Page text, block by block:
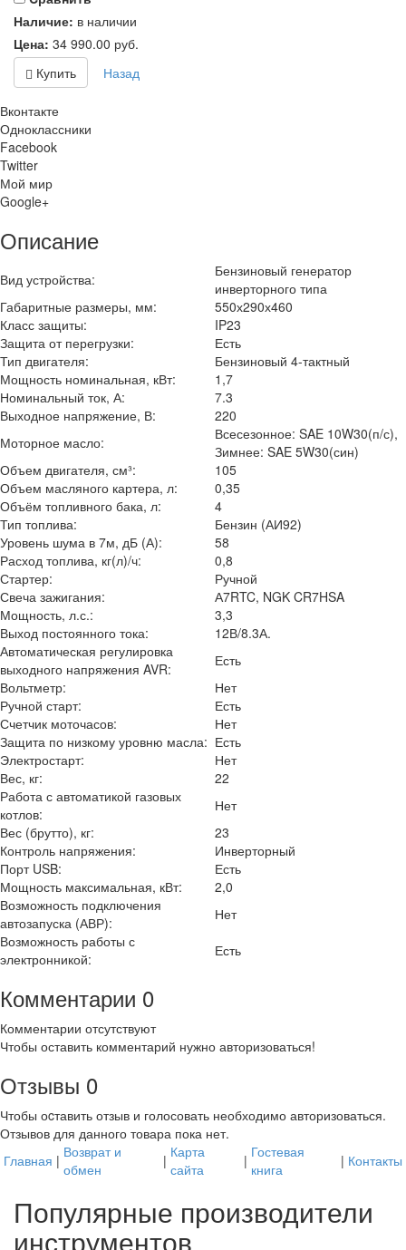
Наличие: в наличии
Цена: 34 990.00 руб.
Купить
Назад
Вконтакте
Одноклассники
Facebook
Twitter
Мой мир
Google+
Описание
Вид устройства:
Бензиновый генератор
инверторного типа
Габаритные размеры, мм:
550х290х460
Класс защиты:
IP23
Защита от перегрузки:
Есть
Тип двигателя:
Бензиновый 4-тактный
Мощность номинальная, кВт:
1,7
Номинальный ток, А:
7.3
Выходное напряжение, В:
220
Моторное масло:
Всесезонное: SAE 10W30(п/с),
Зимнее: SAE 5W30(син)
Объем двигателя, см³:
105
Объем масляного картера, л:
0,35
Объём топливного бака, л:
4
Тип топлива:
Бензин (АИ92)
Уровень шума в 7м, дБ (А):
58
Расход топлива, кг(л)/ч:
0,8
Стартер:
Ручной
Свеча зажигания:
А7RTC, NGK CR7HSA
Мощность, л.с.:
3,3
Выход постоянного тока:
12В/8.3А.
Автоматическая регулировка
выходного напряжения AVR:
Есть
Вольтметр:
Нет
Ручной старт:
Есть
Счетчик моточасов:
Нет
Защита по низкому уровню масла: Есть
Электростарт:
Нет
Вес, кг:
22
Работа с автоматикой газовых
котлов:
Нет
Вес (брутто), кг:
23
Контроль напряжения:
Инверторный
Порт USB:
Есть
Мощность максимальная, кВт:
2,0
Возможность подключения
автозапуска (АВР):
Нет
Возможность работы с
электронникой:
Есть
Комментарии 0
Комментарии отсутствуют
Чтобы оставить комментарий нужно авторизоваться!
Отзывы 0
Чтобы оcтавить отзыв и голосовать необходимо авторизоваться.
Отзывов для данного товара пока нет.
Главная | Возврат и
обмен
| Карта
сайта
| Гостевая
книга
| Контакты
Популярные производители
инструментов